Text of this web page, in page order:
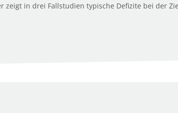
zeigt in drei Fallstudien typische Defizite bei der